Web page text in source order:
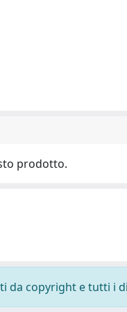
prodotto.
da copyright e tutti i